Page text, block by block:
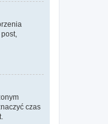
czas